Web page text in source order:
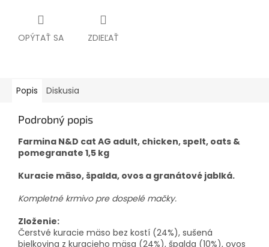
OPÝTAŤ SA ZDIEĽAŤ
Popis Diskusia
Podrobný popis
Farmina N&D cat AG adult, chicken, spelt, oats &
pomegranate 1,5 kg
Kuracie mäso, špalda, ovos a granátové jablká.
Kompletné krmivo pre dospelé mačky.
Zloženie:
Čerstvé kuracie mäso bez kostí (24%), sušená
bielkovina z kuracieho mäsa (24%), špalda (10%), ovos